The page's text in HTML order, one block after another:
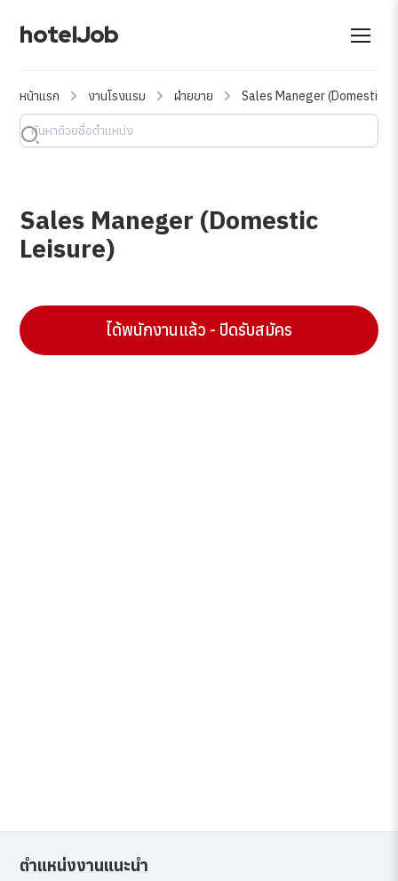
hotelJob
หน้าแรก งานโรงแรม ฝ่ายขาย Sales Maneger (Domestic
Sales Maneger (Domestic
Leisure)
ได้พนักงานแล้ว - ปิดรับสมัคร
ตำแหน่งงานแนะนำ